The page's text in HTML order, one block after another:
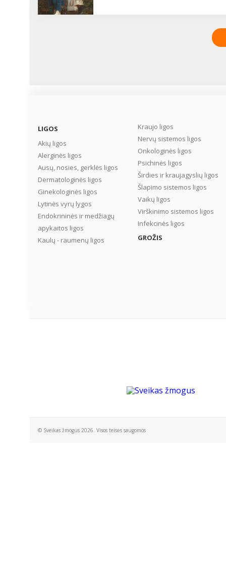
LIGOS
Akių ligos
Alerginės ligos
Ausų, nosies, gerklės ligos
Dermatologinės ligos
Ginekologinės ligos
Lytinės vyrų lygos
Endokrininės ir medžiagų
apykaitos ligos
Kaulų - raumenų ligos
Kraujo ligos
Nervų sistemos ligos
Onkologinės ligos
Psichinės ligos
Širdies ir kraujagyslių ligos
Šlapimo sistemos ligos
Vaikų ligos
Virškinimo sistemos ligos
Infekcinės ligos
GROŽIS
© Sveikas žmogus 2026. Visos teisės saugomos